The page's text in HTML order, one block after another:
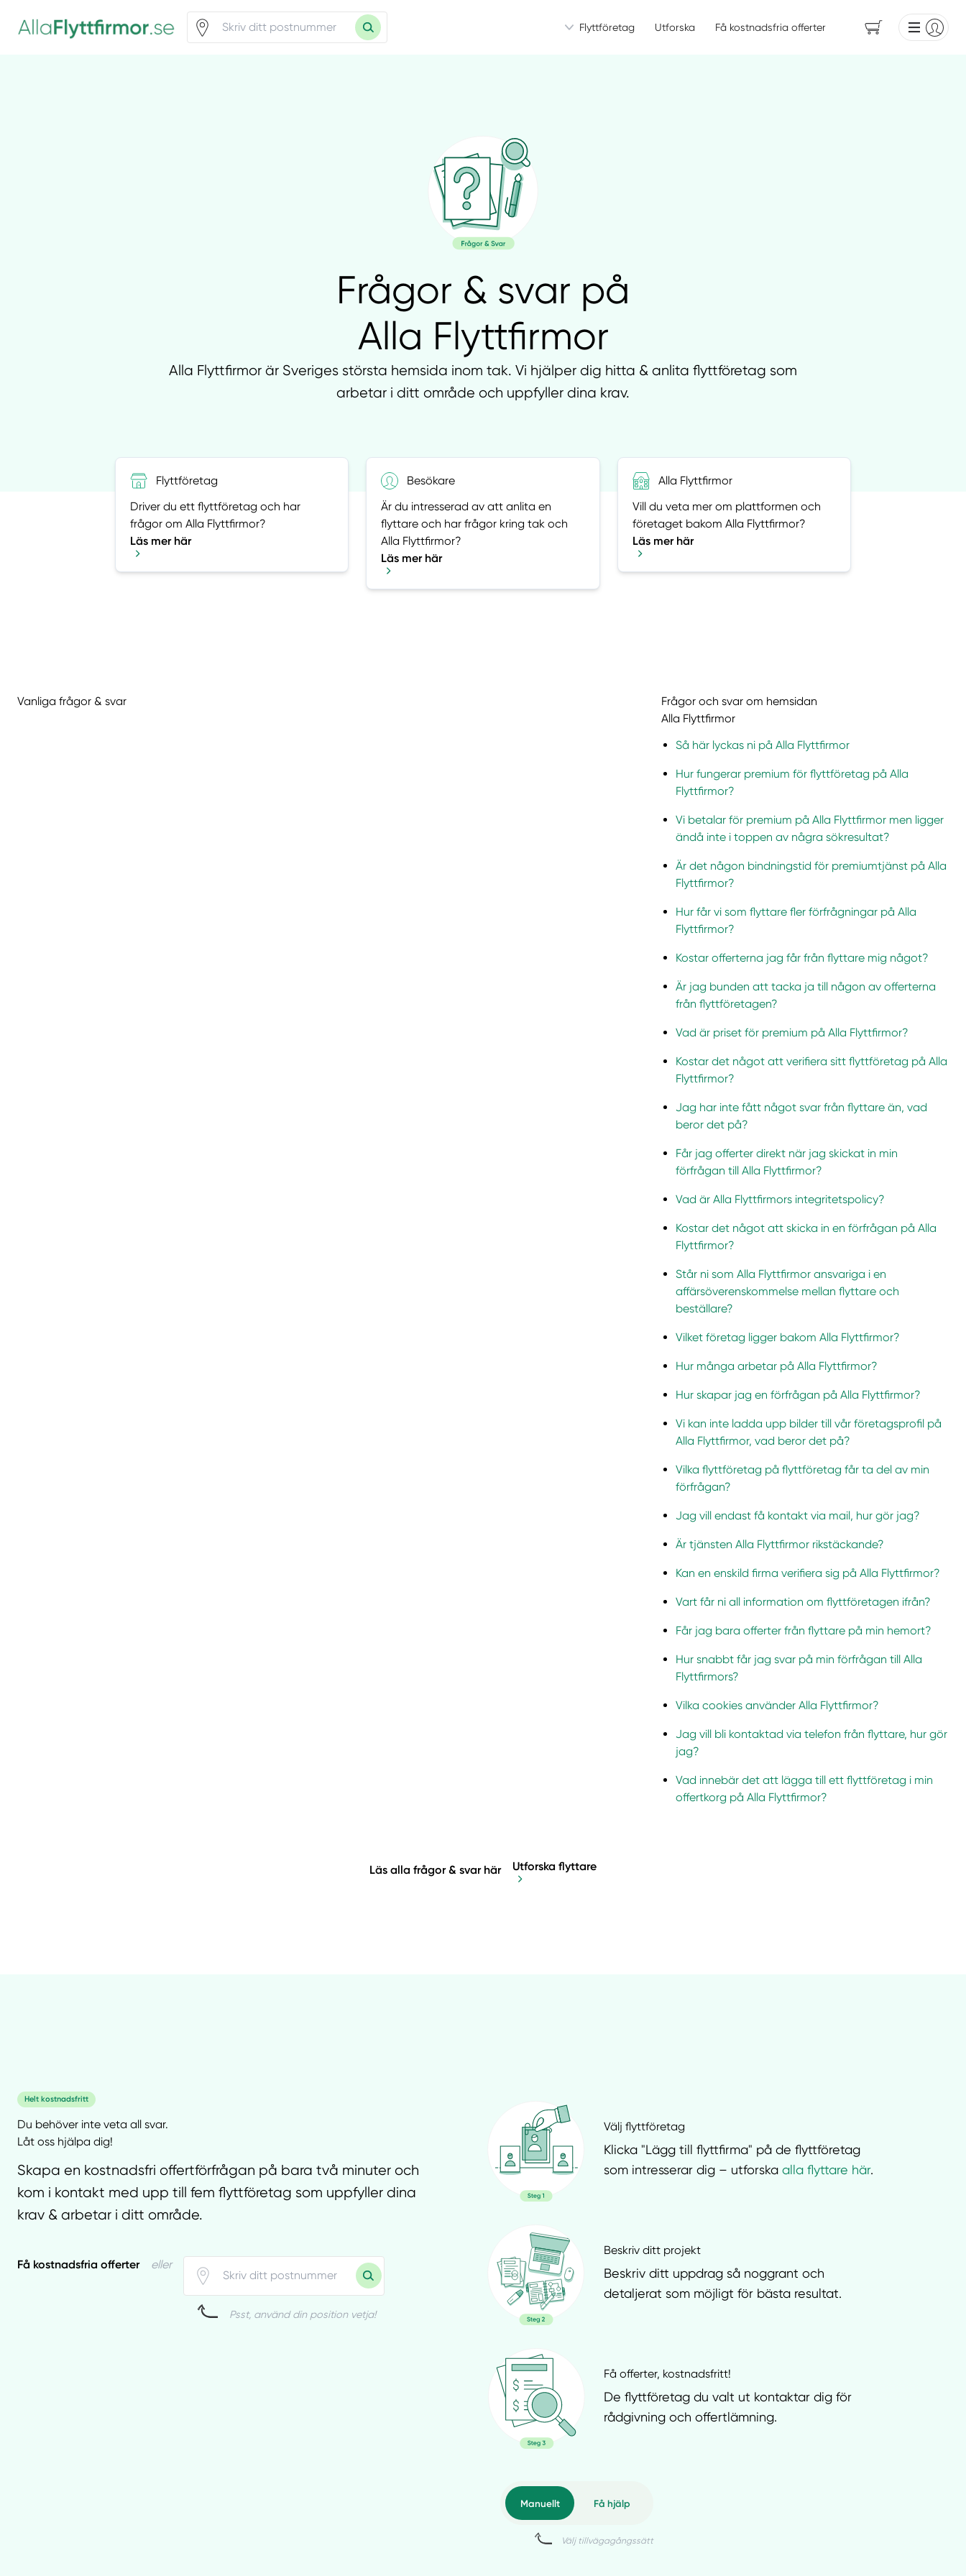
Flyttföretag Utforska Få kostnadsfria offerter
Frågor & svar på
Alla Flyttfirmor
Alla Flyttfirmor är Sveriges största hemsida inom tak. Vi hjälper dig hitta & anlita flyttföretag som
arbetar i ditt område och uppfyller dina krav.
Flyttföretag
Driver du ett flyttföretag och har
frågor om Alla Flyttfirmor?
Läs mer här
Besökare
Är du intresserad av att anlita en
flyttare och har frågor kring tak och
Alla Flyttfirmor?
Läs mer här
Alla Flyttfirmor
Vill du veta mer om plattformen och
företaget bakom Alla Flyttfirmor?
Läs mer här
Vanliga frågor & svar
Frågor och svar om hemsidan
Alla Flyttfirmor
Så här lyckas ni på Alla Flyttfirmor
Hur fungerar premium för flyttföretag på Alla
Flyttfirmor?
Vi betalar för premium på Alla Flyttfirmor men ligger
ändå inte i toppen av några sökresultat?
Är det någon bindningstid för premiumtjänst på Alla
Flyttfirmor?
Hur får vi som flyttare fler förfrågningar på Alla
Flyttfirmor?
Kostar offerterna jag får från flyttare mig något?
Är jag bunden att tacka ja till någon av offerterna
från flyttföretagen?
Vad är priset för premium på Alla Flyttfirmor?
Kostar det något att verifiera sitt flyttföretag på Alla
Flyttfirmor?
Jag har inte fått något svar från flyttare än, vad
beror det på?
Får jag offerter direkt när jag skickat in min
förfrågan till Alla Flyttfirmor?
Vad är Alla Flyttfirmors integritetspolicy?
Kostar det något att skicka in en förfrågan på Alla
Flyttfirmor?
Står ni som Alla Flyttfirmor ansvariga i en
affärsöverenskommelse mellan flyttare och
beställare?
Vilket företag ligger bakom Alla Flyttfirmor?
Hur många arbetar på Alla Flyttfirmor?
Hur skapar jag en förfrågan på Alla Flyttfirmor?
Vi kan inte ladda upp bilder till vår företagsprofil på
Alla Flyttfirmor, vad beror det på?
Vilka flyttföretag på flyttföretag får ta del av min
förfrågan?
Jag vill endast få kontakt via mail, hur gör jag?
Är tjänsten Alla Flyttfirmor rikstäckande?
Kan en enskild firma verifiera sig på Alla Flyttfirmor?
Vart får ni all information om flyttföretagen ifrån?
Får jag bara offerter från flyttare på min hemort?
Hur snabbt får jag svar på min förfrågan till Alla
Flyttfirmors?
Vilka cookies använder Alla Flyttfirmor?
Jag vill bli kontaktad via telefon från flyttare, hur gör
jag?
Vad innebär det att lägga till ett flyttföretag i min
offertkorg på Alla Flyttfirmor?
Läs alla frågor & svar här Utforska flyttare
Helt kostnadsfritt
Du behöver inte veta all svar.
Låt oss hjälpa dig!
Skapa en kostnadsfri offertförfrågan på bara två minuter och
kom i kontakt med upp till fem flyttföretag som uppfyller dina
krav & arbetar i ditt område.
Få kostnadsfria offerter eller
Psst, använd din position vetja!
Välj flyttföretag
Klicka "Lägg till flyttfirma" på de flyttföretag
som intresserar dig – utforska alla flyttare här.
Beskriv ditt projekt
Beskriv ditt uppdrag så noggrant och
detaljerat som möjligt för bästa resultat.
Få offerter, kostnadsfritt!
De flyttföretag du valt ut kontaktar dig för
rådgivning och offertlämning.